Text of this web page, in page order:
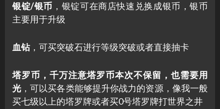
银锭/银币 ，银锭可在商店快速兑换成银币，银币
主要用于升级
血钻，可买突破石进行等级突破或者直接抽卡
塔罗币，千万注意塔罗币本次不保留，也需要用
光 ，可以买各类能够提升你战力的资源，像我一般
买七级以上的塔罗牌或者买0号塔罗牌打世界之井